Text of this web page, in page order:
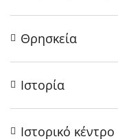
Θρησκεία
Ιστορία
Ιστορικό κέντρο